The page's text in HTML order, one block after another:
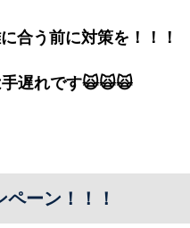
合う前に対策を！！！
遅れです🙀🙀🙀
ーン！！！